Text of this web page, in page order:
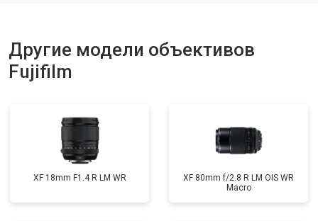
Другие модели объективов
Fujifilm
XF 18mm F1.4 R LM WR
XF 80mm f/2.8 R LM OIS WR
Macro